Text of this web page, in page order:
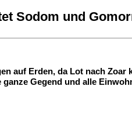
Sodom und
auf Erden, da Lot nach
Gegend und alle